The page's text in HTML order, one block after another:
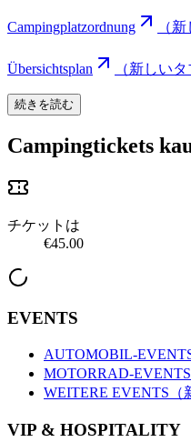
Campingplatzordnung （
Übersichtsplan （新しい
続きを読む
Campingtickets
チケットは
€45.00
EVENTS
AUTOMOBIL-
MOTORRAD-EVENTS
WEITERE EVENTS
VIP & HOSPITALITY